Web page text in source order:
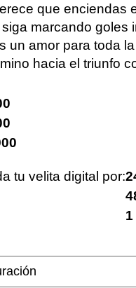
que enciendas
marcando goles
un amor para toda
hacia el triunfo
tu velita digital por: